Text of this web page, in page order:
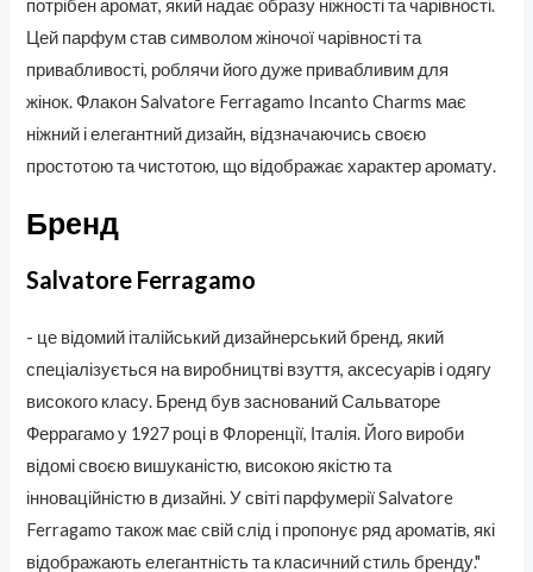
потрібен аромат, який надає образу ніжності та чарівності.
Цей парфум став символом жіночої чарівності та
привабливості, роблячи його дуже привабливим для
жінок. Флакон Salvatore Ferragamo Incanto Charms має
ніжний і елегантний дизайн, відзначаючись своєю
простотою та чистотою, що відображає характер аромату.
Бренд
Salvatore Ferragamo
- це відомий італійський дизайнерський бренд, який
спеціалізується на виробництві взуття, аксесуарів і одягу
високого класу. Бренд був заснований Сальваторе
Феррагамо у 1927 році в Флоренції, Італія. Його вироби
відомі своєю вишуканістю, високою якістю та
інноваційністю в дизайні. У світі парфумерії Salvatore
Ferragamo також має свій слід і пропонує ряд ароматів, які
відображають елегантність та класичний стиль бренду."